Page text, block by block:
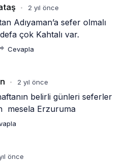
• 2 yıl önce
Adıyaman’a sefer olmalı
çok Kahtalı var.
Cevapla
• 2 yıl önce
belirli günleri seferler
mesela Erzuruma
önce